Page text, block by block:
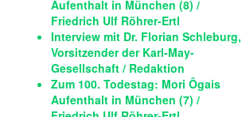
Aufenthalt in München (8) /
Friedrich Ulf Röhrer-Ertl
Interview mit Dr. Florian Schleburg,
Vorsitzender der Karl-May-
Gesellschaft / Redaktion
Zum 100. Todestag: Mori Ôgais
Aufenthalt in München (7) /